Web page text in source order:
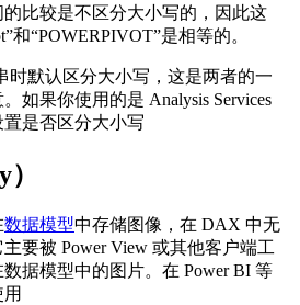
比较是不区分大小写的，因此这
和“POWERPIVOT”是相等的。
时默认区分大小写，这是两者的一
如果你使用的是 Analysis Services
是否区分大小写
数据模型中存储图像，在 DAX 中无
要被 Power View 或其他客户端工
据模型中的图片。在 Power BI 等